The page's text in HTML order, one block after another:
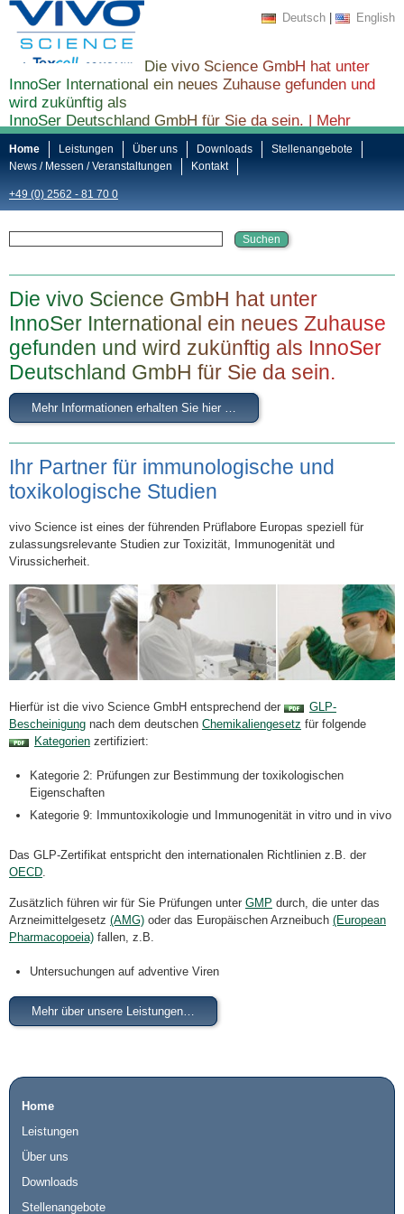
Deutsch English
Die vivo Science GmbH hat unter
InnoSer International ein neues Zuhause gefunden und
wird zukünftig als
InnoSer Deutschland GmbH für Sie da sein. | Mehr
Informationen finden Sie hier ...
Home Leistungen Über uns Downloads
Stellenangebote
News / Messen / Veranstaltungen
Kontakt
+49 (0) 2562 - 81 70 0
Die vivo Science GmbH hat unter
InnoSer International ein neues Zuhause
gefunden und wird zukünftig als InnoSer
Deutschland GmbH für Sie da sein.
Mehr Informationen erhalten Sie hier …
Ihr Partner für immunologische und
toxikologische Studien
vivo Science ist eines der führenden Prüflabore Europas speziell für
zulassungsrelevante Studien zur Toxizität, Immunogenität und
Virussicherheit.
Hierfür ist die vivo Science GmbH entsprechend der
GLP-
Bescheinigung nach dem deutschen Chemikaliengesetz für folgende
Kategorien zertifiziert:
Kategorie 2: Prüfungen zur Bestimmung der toxikologischen
Eigenschaften
Kategorie 9: Immuntoxikologie und Immunogenität in vitro und in vivo
Das GLP-Zertifikat entspricht den internationalen Richtlinien z.B. der
OECD.
Zusätzlich führen wir für Sie Prüfungen unter GMP durch, die unter das
Arzneimittelgesetz (AMG) oder das Europäischen Arzneibuch (European
Pharmacopoeia) fallen, z.B.
Untersuchungen auf adventive Viren
Mehr über unsere Leistungen…
Home
Leistungen
Über uns
Downloads
Stellenangebote